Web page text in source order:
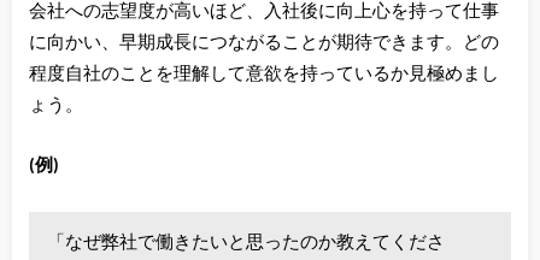
会社への志望度が高いほど、入社後に向上心を持って仕事
に向かい、早期成長につながることが期待できます。どの
程度自社のことを理解して意欲を持っているか見極めまし
ょう。
(例)
「なぜ弊社で働きたいと思ったのか教えてくださ